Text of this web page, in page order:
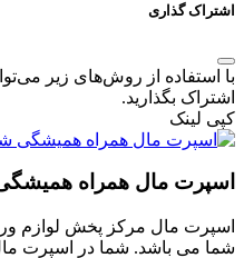
اشتراک گذاری
با استفاده از روش‌های زیر
اشتراک بگذارید.
کپی لینک
اسپرت مال همراه
اسپرت مال مرکز پخش لوازم
شما می باشد. شما در اسپرت